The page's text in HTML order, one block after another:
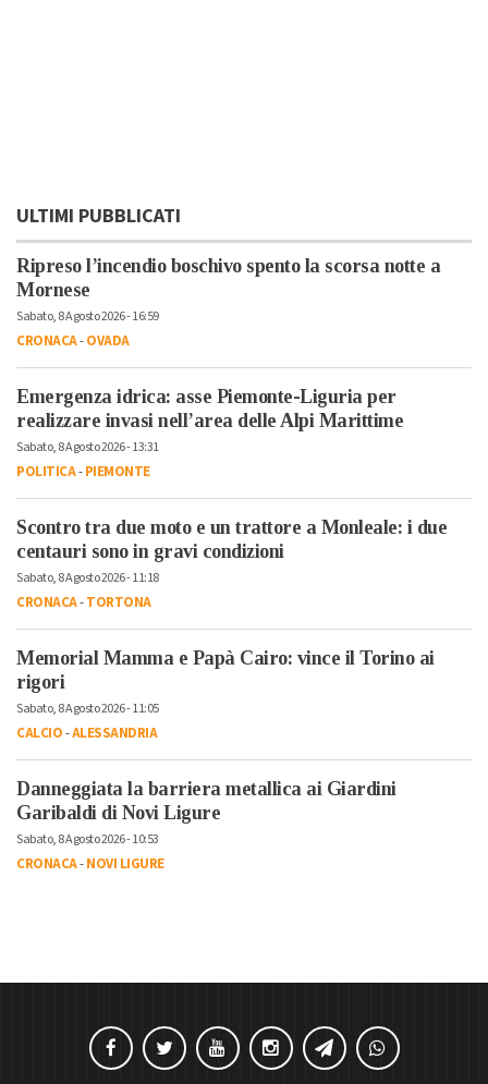
ULTIMI PUBBLICATI
Ripreso l’incendio boschivo spento la scorsa notte a
Mornese
Sabato, 8 Agosto 2026 - 16:59
CRONACA-OVADA
Emergenza idrica: asse Piemonte-Liguria per
realizzare invasi nell’area delle Alpi Marittime
Sabato, 8 Agosto 2026 - 13:31
POLITICA-PIEMONTE
Scontro tra due moto e un trattore a Monleale: i due
centauri sono in gravi condizioni
Sabato, 8 Agosto 2026 - 11:18
CRONACA-TORTONA
Memorial Mamma e Papà Cairo: vince il Torino ai
rigori
Sabato, 8 Agosto 2026 - 11:05
CALCIO-ALESSANDRIA
Danneggiata la barriera metallica ai Giardini
Garibaldi di Novi Ligure
Sabato, 8 Agosto 2026 - 10:53
CRONACA-NOVI LIGURE